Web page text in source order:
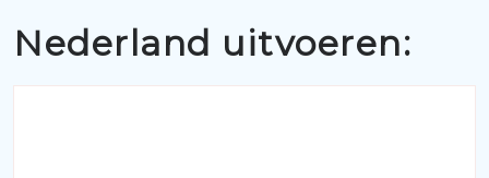
Nederland uitvoeren: